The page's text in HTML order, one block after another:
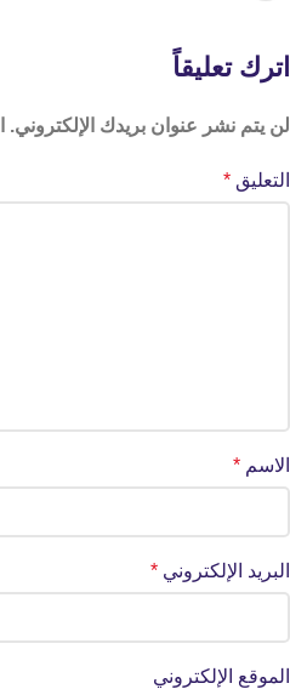
اترك تعليقاً
لن يتم نشر عنوان بريدك الإلكتروني.
التعليق *
الاسم *
البريد الإلكتروني *
الموقع الإلكتروني